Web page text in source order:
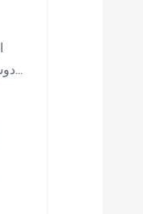
دوستان زمانه غوښتنه کړې چې دويب پاڼو درانه مسؤلينو پام دې ټکې ته راواړوم چي دهرې…